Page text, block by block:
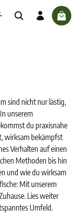
sind nicht nur lästig,
unserem
du praxisnahe
wirksam bekämpfst
Verhalten auf einen
Methoden bis hin
und wie du wirksam
Mit unserem
Lies weiter
Umfeld.